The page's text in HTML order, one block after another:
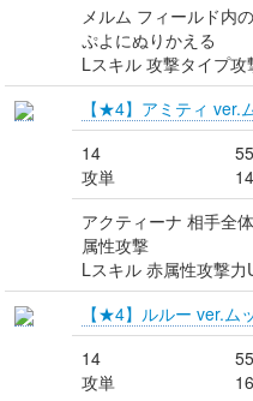
メルム フィールド内
ぷよにぬりかえる
Lスキル 攻撃タイプ攻
【★4】アミティ ver.
14
攻単
アクティーナ 相手全
属性攻撃
Lスキル 赤属性攻撃力
【★4】ルルー ver.ム
14
攻単